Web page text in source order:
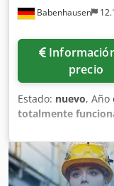
Babenhausen
Información de
precio
Estado: nuevo, Año
totalmente
frecuencia de
potencia:1,6 kW
trifásico
,